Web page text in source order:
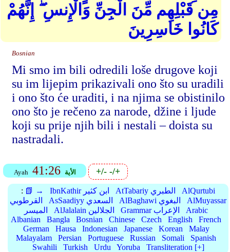
مِن قَبْلِهِم مِّنَ الْجِنِّ وَالْإِنسِ ۖ إِنَّهُمْ
كَانُوا خَاسِرِينَ
Bosnian
Mi smo im bili odredili loše drugove koji
su im lijepim prikazivali ono što su uradili
i ono što će uraditi, i na njima se obistinilo
ono što je rečeno za narode, džine i ljude
koji su prije njih bili i nestali – doista su
nastradali.
Ayah 41:26 الأية +/--/+
: 📗 → IbnKathir ابن كثير AtTabariy الطبري
AlQurtubi
القرطوبي
AsSaadiyy السعدي AlBaghawi البغوي
AlMuyassar
الميسر
AlJalalain الجلالين Grammar الإعراب
Arabic
Albanian
Bangla Bosnian Chinese Czech English
French
German
Hausa Indonesian Japanese Korean
Malay
Malayalam
Persian Portuguese Russian Somali
Spanish
Swahili
Turkish Urdu Yoruba Transliteration [+]